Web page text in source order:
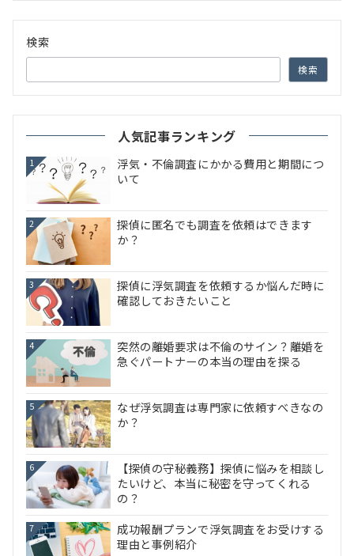
検索
検索
人気記事ランキング
1
浮気・不倫調査にかかる費用と期間につ
いて
2
探偵に匿名でも調査を依頼はできます
か？
3
探偵に浮気調査を依頼するか悩んだ時に
確認しておきたいこと
4
突然の離婚要求は不倫のサイン？離婚を
急ぐパートナーの本当の理由を探る
5
なぜ浮気調査は専門家に依頼すべきなの
か？
6
【探偵の守秘義務】探偵に悩みを相談し
たいけど、本当に秘密を守ってくれる
の？
7
成功報酬プランで浮気調査をお受けする
理由と事例紹介